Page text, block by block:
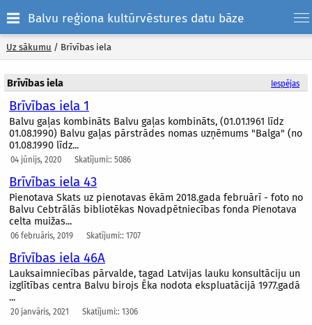
Balvu reģiona kultūrvēstures datu bāze
Uz sākumu / Brīvības iela
Iespējas
Brīvības iela
Brīvības iela 1
Balvu gaļas kombināts Balvu gaļas kombināts, (01.01.1961 līdz
01.08.1990) Balvu gaļas pārstrādes nomas uzņēmums "Balga" (no
01.08.1990 līdz...
04 jūnijs, 2020 Skatījumi:: 5086
Brīvības iela 43
Pienotava Skats uz pienotavas ēkām 2018.gada februārī - foto no
Balvu Cebtrālās bibliotēkas Novadpētniecības fonda Pienotava
celta muižas...
06 februāris, 2019 Skatījumi:: 1707
Brīvības iela 46A
Lauksaimniecības pārvalde, tagad Latvijas lauku konsultāciju un
izglītības centra Balvu birojs Ēka nodota ekspluatācijā 1977.gadā
...
20 janvāris, 2021 Skatījumi:: 1306